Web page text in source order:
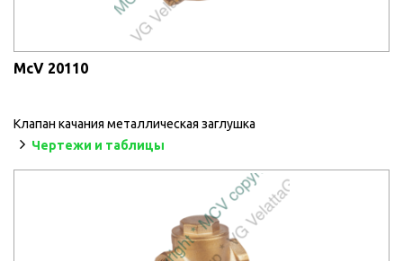
McV 20110
Клапан качания металлическая заглушка
Чертежи и таблицы